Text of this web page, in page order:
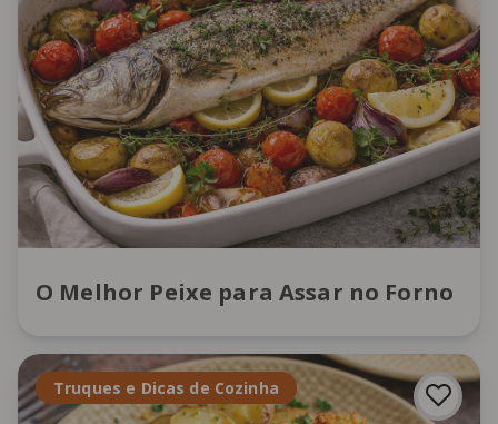
O Melhor Peixe para Assar no Forno
Truques e Dicas de Cozinha